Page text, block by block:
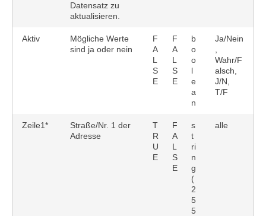
Datensatz zu
aktualisieren.
Aktiv
Mögliche Werte
sind ja oder nein
F
A
L
S
E
F
A
L
S
E
b
o
o
l
e
a
n
Ja/Nein
Wahr/F
alsch,
J/N,
T/F
Zeile1*
Straße/Nr. 1 der
Adresse
T
R
U
E
F
A
L
S
E
s
t
ri
n
g
(
2
5
5
alle